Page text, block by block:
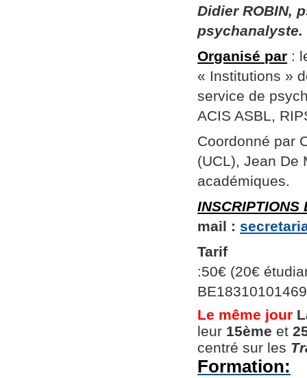
Didier ROBIN,
psychanalyste.
Organisé par :
« Institutions »
service de
ACIS ASBL,
Coordonné par
(UCL), Jean De
académiques.
INSCRIPTIONS
mail :
Tarif
:50€ (20€
Le même jour
leur 15ème et
centré sur les
Formation: